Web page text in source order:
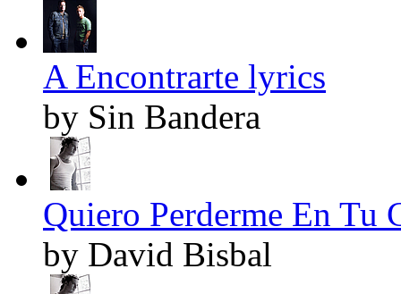
A Encontrarte lyrics
by Sin Bandera
Quiero Perderme En Tu
by David Bisbal